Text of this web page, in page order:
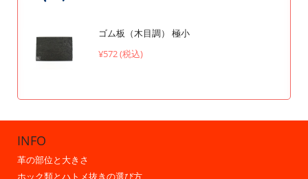
ゴム板（木目調） 極小
¥572 (税込)
INFO
革の部位と大きさ
ホック類とハトメ抜きの選び方